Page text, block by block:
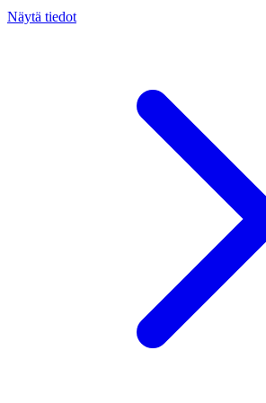
Näytä tiedot